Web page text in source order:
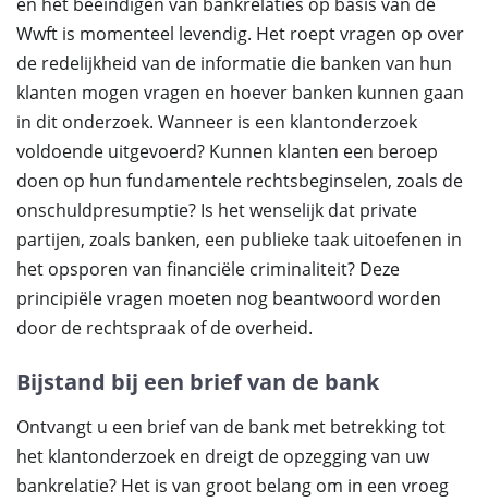
Wwft is momenteel levendig. Het roept vragen op over
de redelijkheid van de informatie die banken van hun
klanten mogen vragen en hoever banken kunnen gaan
in dit onderzoek. Wanneer is een klantonderzoek
voldoende uitgevoerd? Kunnen klanten een beroep
doen op hun fundamentele rechtsbeginselen, zoals de
onschuldpresumptie? Is het wenselijk dat private
partijen, zoals banken, een publieke taak uitoefenen in
het opsporen van financiële criminaliteit? Deze
principiële vragen moeten nog beantwoord worden
door de rechtspraak of de overheid.
Bijstand bij een brief van de bank
Ontvangt u een brief van de bank met betrekking tot
het klantonderzoek en dreigt de opzegging van uw
bankrelatie? Het is van groot belang om in een vroeg